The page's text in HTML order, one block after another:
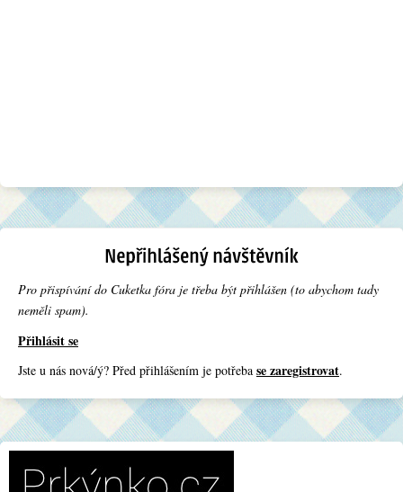
Pro přispívání do Cuketka fóra je třeba být přihlášen (to abychom tady
neměli spam).
Přihlásit se
Jste u nás nová/ý? Před přihlášením je potřeba se zaregistrovat.